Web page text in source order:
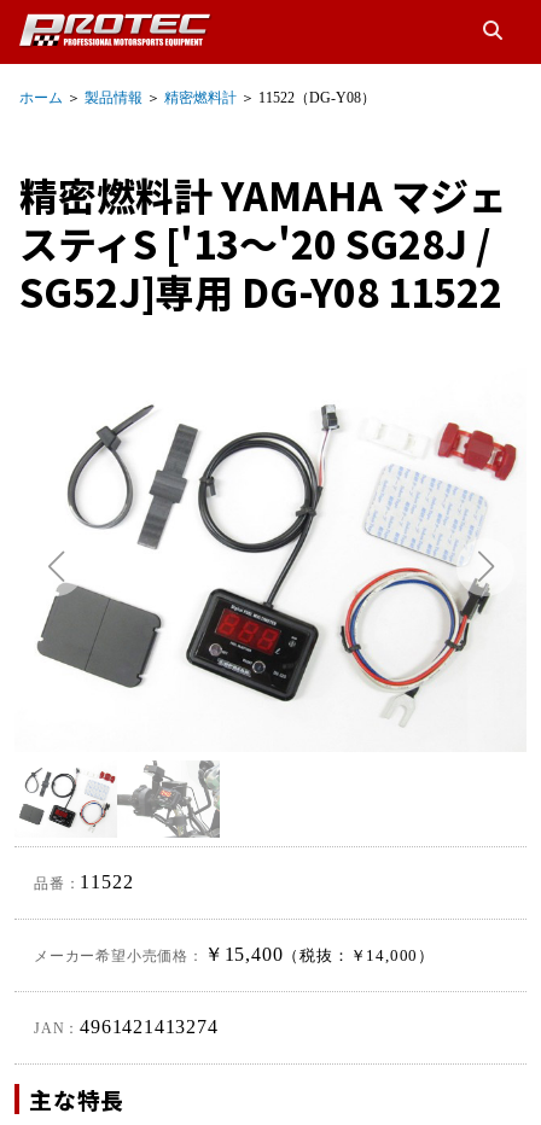
ホーム ＞ 製品情報 ＞ 精密燃料計 ＞ 11522（DG-Y08）
精密燃料計 YAMAHA マジェ
スティS ['13～'20 SG28J /
SG52J]専用 DG-Y08 11522
品番： 11522
メーカー希望小売価格： ￥15,400 （税抜：￥14,000）
JAN：4961421413274
主な特長